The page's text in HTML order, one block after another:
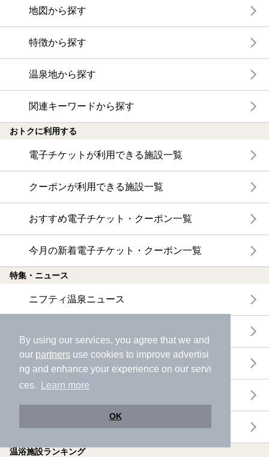
By using our services, you agree that we and
our partners use cookies to improve advertisi
ng and enhance your experience on our servi
ces.
Learn more
OK
地図から探す
特徴から探す
温泉地から探す
関連キーワードから探す
おトクに利用する
電子チケットが利用できる施設一覧
クーポンが利用できる施設一覧
おすすめ電子チケット・クーポン一覧
今月の新着電子チケット・クーポン一覧
特集・ニュース
ニフティ温泉ニュース
口コミを見る
ニフティ温泉からのお知らせ
温浴施設ランキング